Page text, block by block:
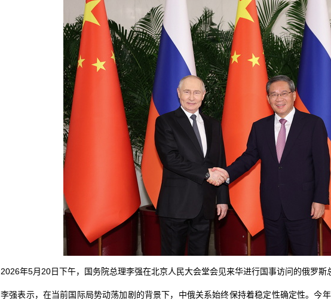
2026年5月20日下午，国务院总理李强在北京人民大会堂会见来华进行国事访问的俄罗斯
李强表示，在当前国际局势动荡加剧的背景下，中俄关系始终保持着稳定性确定性。今